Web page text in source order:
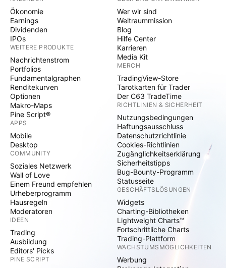
Ökonomie
Earnings
Dividenden
IPOs
WEITERE PRODUKTE
Nachrichtenstrom
Portfolios
Fundamentalgraphen
Renditekurven
Optionen
Makro-Maps
Pine Script®
APPS
Mobile
Desktop
COMMUNITY
Soziales Netzwerk
Wall of Love
Einem Freund empfehlen
Urheberprogramm
Hausregeln
Moderatoren
IDEEN
Trading
Ausbildung
Editors' Picks
PINE SCRIPT
Wer wir sind
Weltraummission
Blog
Hilfe Center
Karrieren
Media Kit
MERCH
TradingView-Store
Tarotkarten für Trader
Der C63 TradeTime
RICHTLINIEN & SICHERHEIT
Nutzungsbedingungen
Haftungsausschluss
Datenschutzrichtlinie
Cookies-Richtlinien
Zugänglichkeitserklärung
Sicherheitstipps
Bug-Bounty-Programm
Statusseite
GESCHÄFTSLÖSUNGEN
Widgets
Charting-Bibliotheken
Lightweight Charts™
Fortschrittliche Charts
Trading-Plattform
WACHSTUMSMÖGLICHKEITEN
Werbung